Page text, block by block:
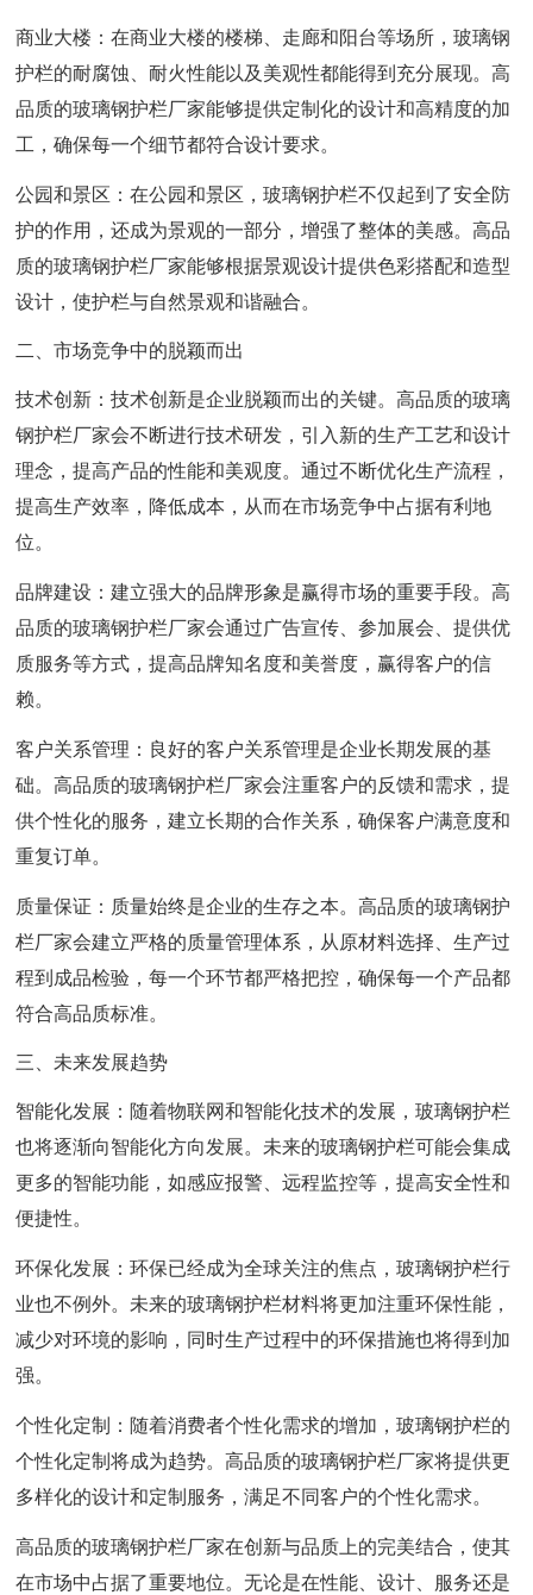
商业大楼：在商业大楼的楼梯、走廊和阳台等场所，玻璃钢
护栏的耐腐蚀、耐火性能以及美观性都能得到充分展现。高
品质的玻璃钢护栏厂家能够提供定制化的设计和高精度的加
工，确保每一个细节都符合设计要求。
公园和景区：在公园和景区，玻璃钢护栏不仅起到了安全防
护的作用，还成为景观的一部分，增强了整体的美感。高品
质的玻璃钢护栏厂家能够根据景观设计提供色彩搭配和造型
设计，使护栏与自然景观和谐融合。
二、市场竞争中的脱颖而出
技术创新：技术创新是企业脱颖而出的关键。高品质的玻璃
钢护栏厂家会不断进行技术研发，引入新的生产工艺和设计
理念，提高产品的性能和美观度。通过不断优化生产流程，
提高生产效率，降低成本，从而在市场竞争中占据有利地
位。
品牌建设：建立强大的品牌形象是赢得市场的重要手段。高
品质的玻璃钢护栏厂家会通过广告宣传、参加展会、提供优
质服务等方式，提高品牌知名度和美誉度，赢得客户的信
赖。
客户关系管理：良好的客户关系管理是企业长期发展的基
础。高品质的玻璃钢护栏厂家会注重客户的反馈和需求，提
供个性化的服务，建立长期的合作关系，确保客户满意度和
重复订单。
质量保证：质量始终是企业的生存之本。高品质的玻璃钢护
栏厂家会建立严格的质量管理体系，从原材料选择、生产过
程到成品检验，每一个环节都严格把控，确保每一个产品都
符合高品质标准。
三、未来发展趋势
智能化发展：随着物联网和智能化技术的发展，玻璃钢护栏
也将逐渐向智能化方向发展。未来的玻璃钢护栏可能会集成
更多的智能功能，如感应报警、远程监控等，提高安全性和
便捷性。
环保化发展：环保已经成为全球关注的焦点，玻璃钢护栏行
业也不例外。未来的玻璃钢护栏材料将更加注重环保性能，
减少对环境的影响，同时生产过程中的环保措施也将得到加
强。
个性化定制：随着消费者个性化需求的增加，玻璃钢护栏的
个性化定制将成为趋势。高品质的玻璃钢护栏厂家将提供更
多样化的设计和定制服务，满足不同客户的个性化需求。
高品质的玻璃钢护栏厂家在创新与品质上的完美结合，使其
在市场中占据了重要地位。无论是在性能、设计、服务还是